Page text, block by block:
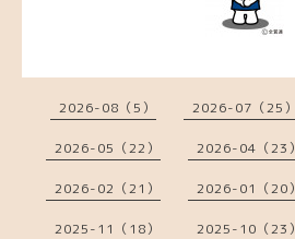
2026-08（5） 2026-07（25）
2026-05（22） 2026-04（23）
2026-02（21） 2026-01（20）
2025-11（18） 2025-10（23）